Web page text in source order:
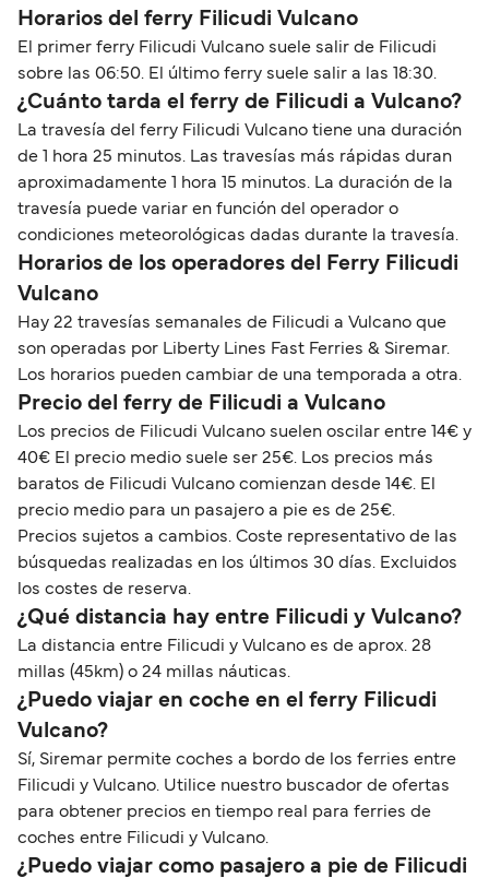
Horarios del ferry Filicudi Vulcano
El primer ferry Filicudi Vulcano suele salir de Filicudi
sobre las 06:50. El último ferry suele salir a las 18:30.
¿Cuánto tarda el ferry de Filicudi a Vulcano?
La travesía del ferry Filicudi Vulcano tiene una duración
de 1 hora 25 minutos. Las travesías más rápidas duran
aproximadamente 1 hora 15 minutos. La duración de la
travesía puede variar en función del operador o
condiciones meteorológicas dadas durante la travesía.
Horarios de los operadores del Ferry Filicudi
Vulcano
Hay 22 travesías semanales de Filicudi a Vulcano que
son operadas por Liberty Lines Fast Ferries & Siremar.
Los horarios pueden cambiar de una temporada a otra.
Precio del ferry de Filicudi a Vulcano
Los precios de Filicudi Vulcano suelen oscilar entre 14€ y
40€ El precio medio suele ser 25€. Los precios más
baratos de Filicudi Vulcano comienzan desde 14€. El
precio medio para un pasajero a pie es de 25€.
Precios sujetos a cambios. Coste representativo de las
búsquedas realizadas en los últimos 30 días. Excluidos
los costes de reserva.
¿Qué distancia hay entre Filicudi y Vulcano?
La distancia entre Filicudi y Vulcano es de aprox. 28
millas (45km) o 24 millas náuticas.
¿Puedo viajar en coche en el ferry Filicudi
Vulcano?
Sí, Siremar permite coches a bordo de los ferries entre
Filicudi y Vulcano. Utilice nuestro buscador de ofertas
para obtener precios en tiempo real para ferries de
coches entre Filicudi y Vulcano.
¿Puedo viajar como pasajero a pie de Filicudi